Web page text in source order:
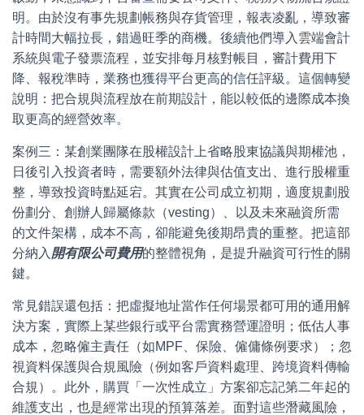
明。由於沒有事先規劃帳務與存貨管理，報表凌亂，導致審
計時間大幅拉長，錯過旺季的商機。後續他們導入雲端會計
系統與電子發票流程，並安排每月核對帳目，審計費用下
降、報稅準時，業務也獲得平台更高的信任評級。這個轉變
說明：把合規與流程放在前期設計，能以較低的邊際成本換
取更高的經營效率。
案例三：某創業團隊在股權設計上省略股東協議與期權池，
日後引入投資者時，需要額外法律與估值支出、進行股權重
整，導致投資時點延宕。其實在公司成立初期，適度規劃股
份劃分、創辦人歸屬條款（vesting）、以及未來融資所需
的文件架構，成本不高，卻能避免後期昂貴的重整。把這部
分納入 開有限公司費用的整體視角，是提升融資可行性的關
鍵。
常見錯誤還包括：把虛擬地址當作任何場景都可用的通用解
決方案，實際上某些銀行或平台需實務營運證明；低估人事
成本，忽略僱主責任（如MPF、保險、僱傭條例要求）；忽
視資料保護與合規風險（例如客戶資料處理、跨境資料傳輸
合規）。此外，購買「一次性成立」方案卻忘記第二年起的
維護支出，也是經常出現的預算落差。面對這些潛藏風險，